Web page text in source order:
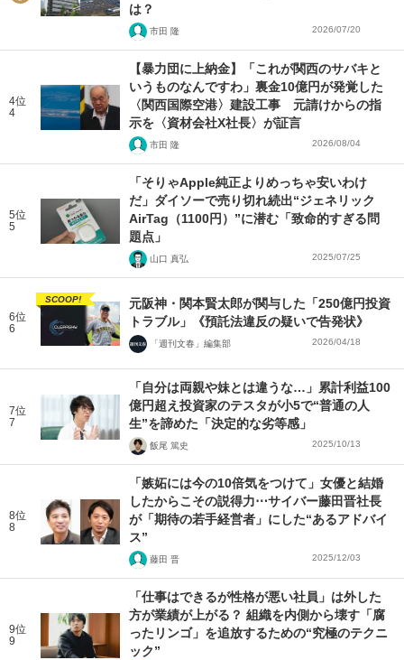
は？
市田 隆 2026/07/20
4位
4
【暴力団に上納金】「これが関西のサバキと
いうものなんですわ」裏金10億円が発覚した
〈関西国際空港〉建設工事 元請けからの指
示を〈資材会社X社長〉が証言
市田 隆 2026/08/04
5位
5
「そりゃApple純正よりめっちゃ安いわけ
だ」ダイソーで売り切れ続出“ジェネリック
AirTag（1100円）”に潜む「致命的すぎる問
題点」
山口 真弘 2025/07/25
6位
6
SCOOP!
元阪神・関本賢太郎が関与した「250億円投資
トラブル」《預託法違反の疑いで告発状》
「週刊文春」編集部 2026/04/18
7位
7
「自分は両親や妹とは違うな…」累計利益100
億円超え投資家のテスタが小5で“普通の人
生”を諦めた「決定的な劣等感」
飯尾 篤史 2025/10/13
8位
8
「嫉妬には今の10倍気をつけて」女優と結婚
したからこその説得力⋯サイバー藤田晋社長
が「期待の若手経営者」にした“あるアドバイ
ス”
藤田 晋 2025/12/03
9位
9
「仕事はできるが性格が悪い社員」は外した
方が業績が上がる？ 組織を内側から壊す「腐
ったリンゴ」を追放するための“究極のテクニ
ック”